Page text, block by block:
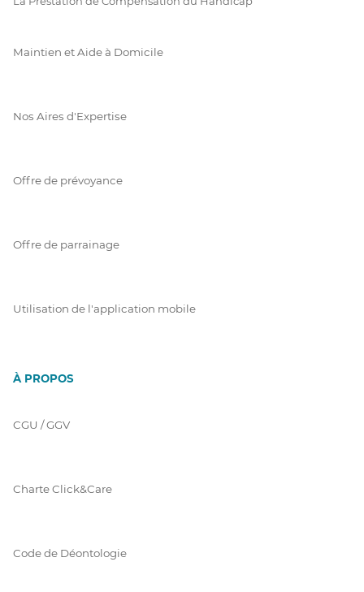
Maintien et Aide à Domicile
Nos Aires d'Expertise
Offre de prévoyance
Offre de parrainage
Utilisation de l'application mobile
À PROPOS
CGU / GGV
Charte Click&Care
Code de Déontologie